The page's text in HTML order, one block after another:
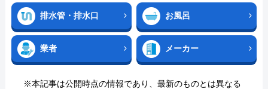
排水管・排水口 お風呂
業者 メーカー
※本記事は公開時点の情報であり、最新のものとは異なる